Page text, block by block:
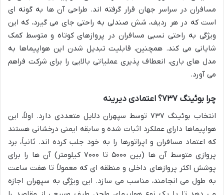
مسافران در سراسر جهان قرار گرفته اند. طراحی آن ها به گونه ای
است که در هر ردیف، شش صندلی به راحتی جای می گیرد، که این
ویژگی به راحتی نسبی مسافران در پروازهای کوتاه و متوسط کمک
شایانی می کند. همچنین، قابلیت تبدیل شدن این هواپیماها به
مدل های باری، انعطاف پذیری عملیاتی بالایی را برای شرکت فراهم
می آورد.
چرا بوئینگ ۷۳۷؟ اعتمادی دیرینه
انتخاب بوئینگ ۷۳۷ توسط سپهران دلایل متعددی دارد. اولاً، این
هواپیماها دارای عملکرد اثبات شده و سابقه ایمنی درخشانی هستند
که اعتماد مسافران و اپراتورها را به خود جلب کرده اند. ثانیاً، برد
پروازی متوسط آن ها (بین ۵۰۰۰ تا ۷۰۰۰ کیلومتر) آن ها را برای
پوشش اکثر پروازهای داخلی و منطقه ای که معمولاً تا هفت ساعت
به طول می انجامند، مناسب می سازد. این ویژگی به سپهران اجازه